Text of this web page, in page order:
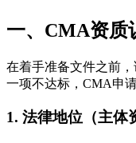
一、CMA资质
在着手准备文件之前
一项不达标，CMA申
1. 法律地位（主体